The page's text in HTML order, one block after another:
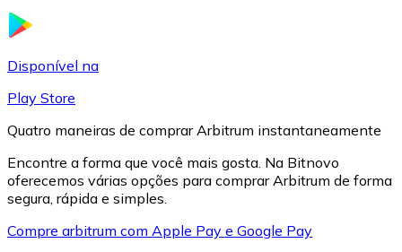
Disponível na
Play Store
Quatro maneiras de comprar Arbitrum instantaneamente
Encontre a forma que você mais gosta. Na Bitnovo
oferecemos várias opções para comprar Arbitrum de forma
segura, rápida e simples.
Compre arbitrum com Apple Pay e Google Pay